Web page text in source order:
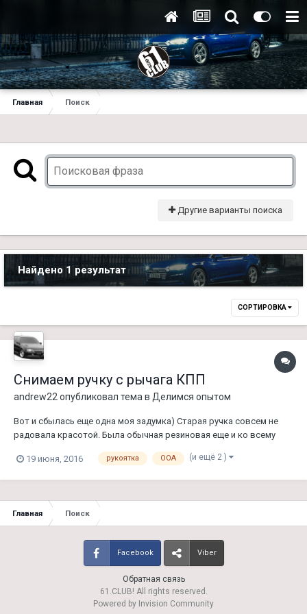
Главная Поиск
Другие варианты поиска
Найдено 1 результат
СОРТИРОВКА
Снимаем ручку с рычага КПП
andrew22 опубликовал тема в Делимся опытом
Вот и сбылась еще одна моя задумка) Старая ручка совсем не
радовала красотой. Была обычная резиновая еще и ко всему
случайно ВК нашел человек продавал только рукоятки без
19 июня, 2016 рукоятка ООА (и ещё 2 )
Главная Поиск
Обратная связь
Facebook Viber
61.CLUB! All rights reserved.
Powered by Invision Community